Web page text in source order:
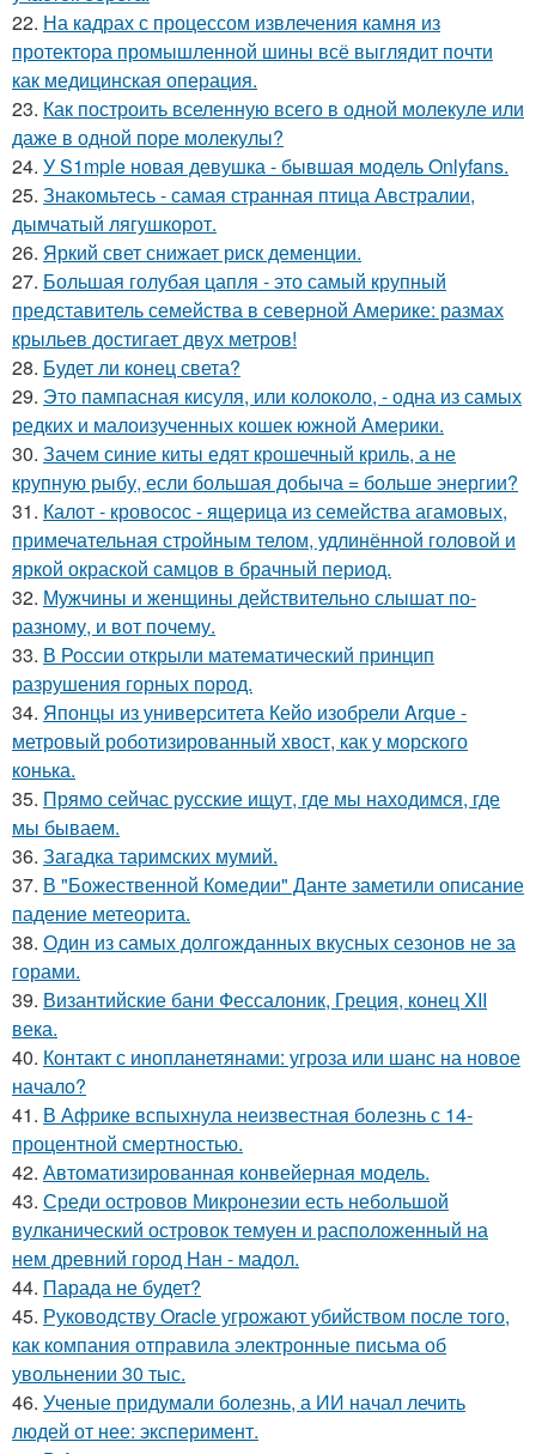
22. На кадрах с процессом извлечения камня из
протектора промышленной шины всё выглядит почти
как медицинская операция.
23. Как построить вселенную всего в одной молекуле или
даже в одной поре молекулы?
24. У S1mple новая девушка - бывшая модель Onlyfans.
25. Знакомьтесь - самая странная птица Австралии,
дымчатый лягушкорот.
26. Яркий свет снижает риск деменции.
27. Большая голубая цапля - это самый крупный
представитель семейства в северной Америке: размах
крыльев достигает двух метров!
28. Будет ли конец света?
29. Это пампасная кисуля, или колоколо, - одна из самых
редких и малоизученных кошек южной Америки.
30. Зачем синие киты едят крошечный криль, а не
крупную рыбу, если большая добыча = больше энергии?
31. Калот - кровосос - ящерица из семейства агамовых,
примечательная стройным телом, удлинённой головой и
яркой окраской самцов в брачный период.
32. Мужчины и женщины действительно слышат по-
разному, и вот почему.
33. В России открыли математический принцип
разрушения горных пород.
34. Японцы из университета Кейо изобрели Arque -
метровый роботизированный хвост, как у морского
конька.
35. Прямо сейчас русские ищут, где мы находимся, где
мы бываем.
36. Загадка таримских мумий.
37. В "Божественной Комедии" Данте заметили описание
падение метеорита.
38. Один из самых долгожданных вкусных сезонов не за
горами.
39. Византийские бани Фессалоник, Греция, конец XII
века.
40. Контакт с инопланетянами: угроза или шанс на новое
начало?
41. В Африке вспыхнула неизвестная болезнь с 14-
процентной смертностью.
42. Автоматизированная конвейерная модель.
43. Среди островов Микронезии есть небольшой
вулканический островок темуен и расположенный на
нем древний город Нан - мадол.
44. Парада не будет?
45. Руководству Oracle угрожают убийством после того,
как компания отправила электронные письма об
увольнении 30 тыс.
46. Ученые придумали болезнь, а ИИ начал лечить
людей от нее: эксперимент.